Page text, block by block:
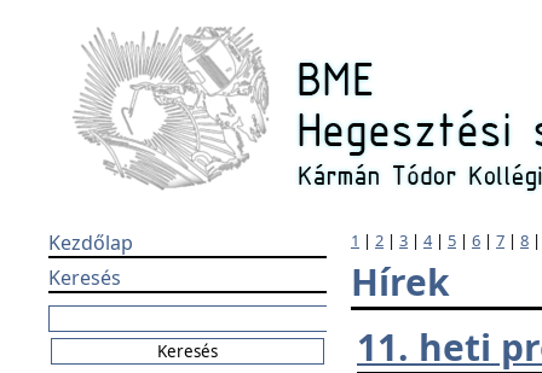
Kezdőlap
Keresés
1 | 2 | 3 | 4| 5 | 6 | 7 | 8
Hírek
11. heti